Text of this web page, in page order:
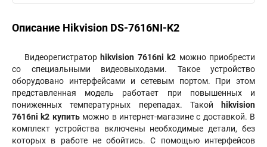
Описание Hikvision DS-7616NI-K2
Видеорегистратор hikvision 7616ni k2 можно приобрести
со специальными видеовыходами. Такое устройство
оборудовано интерфейсами и сетевым портом. При этом
представленная модель работает при повышенных и
пониженных температурных перепадах. Такой
hikvision
7616ni k2 купитьможно в интернет-магазине с доставкой. В
комплект устройства включены необходимые детали, без
которых в работе не обойтись. С помощью интерфейсов